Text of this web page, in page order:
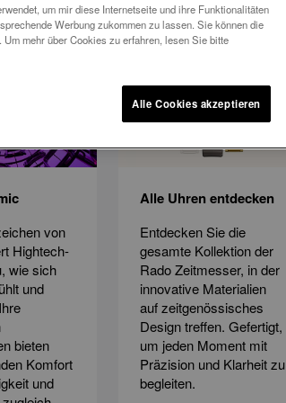
von
Hightech-
wie sich
und
bieten
Komfort
und
Alle Uhren entdecken
Entdecken Sie die
gesamte Kollektion der
Rado Zeitmesser, in der
innovative Materialien
auf zeitgenössisches
Design treffen. Gefertigt,
um jeden Moment mit
Präzision und Klarheit zu
begleiten.
um mir diese Internetseite und ihre Funktionalitäten
Werbung zukommen zu lassen. Sie können die
mehr über Cookies zu erfahren, lesen Sie bitte
Alle Cookies akzeptieren